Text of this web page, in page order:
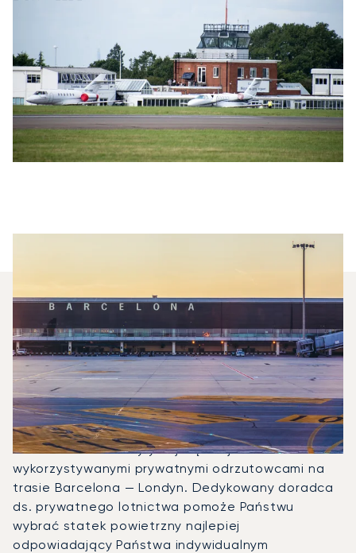
Jakie Typy Samolotów Mogę
Wyczarterować Na Lot
Między Londynem A
Barceloną?
W 2025 roku Citation CJ1, Beechjet 400A i
Citation Latitude były najczęściej
wykorzystywanymi prywatnymi odrzutowcami na
trasie Barcelona — Londyn. Dedykowany doradca
ds. prywatnego lotnictwa pomoże Państwu
wybrać statek powietrzny najlepiej
odpowiadający Państwa indywidualnym